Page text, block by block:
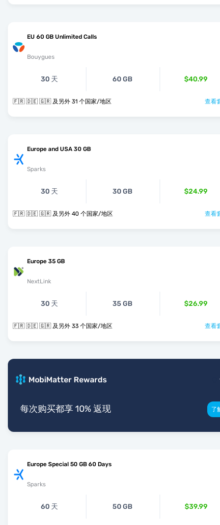
EU 60 GB Unlimited Calls
Bouygues
30 天 60 GB $40.99
🇫🇷 🇩🇪 🇬🇷 及另外 31 个国家/地区 查看
Europe and USA 30 GB
Sparks
30 天 30 GB $24.99
🇫🇷 🇩🇪 🇬🇷 及另外 40 个国家/地区 查看
Europe 35 GB
NextLink
30 天 35 GB $26.99
🇫🇷 🇩🇪 🇬🇷 及另外 33 个国家/地区 查看
MobiMatter Rewards
每次购买都享 10% 返现 了
Europe Special 50 GB 60 Days
Sparks
60 天 50 GB $39.99